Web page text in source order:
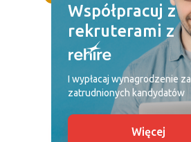
Współpracuj z
rekruterami z
I wypłacaj wynagrodzenie za
zatrudnionych kandydatów
Więcej